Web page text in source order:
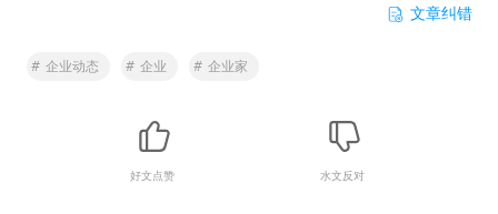
文章纠错
# 企业动态 # 企业 # 企业家
好文点赞 水文反对